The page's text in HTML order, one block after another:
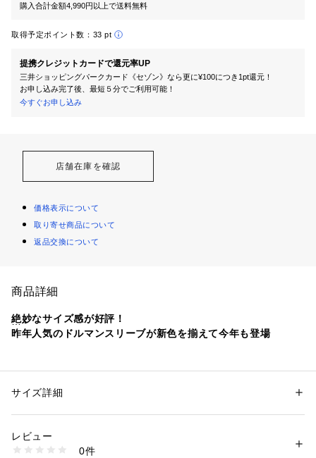
購入合計金額4,990円以上で送料無料
取得予定ポイント数： 33 pt
提携クレジットカードで還元率UP
三井ショッピングパークカード《セゾン》なら更に¥100につき1pt還元！
お申し込み完了後、最短５分でご利用可能！
今すぐお申し込み
店舗在庫を確認
価格表示について
取り寄せ商品について
返品交換について
商品詳細
絶妙なサイズ感が好評！
昨年人気のドルマンスリーブが新色を揃えて今年も登場
後ろはヒップラインが隠れるくらい長めなので、体型カバー効
になっており、ボトムによって着こなしを選べます。身体のラ
インを拾わない程よいサイズ感はシンプルでありながら存在感
性別：レディース
素材：綿100%
洗濯：-
※詳しい洗濯方法については、商品の品質表示タグをご覧ください
サイズ詳細
レビュー
0件